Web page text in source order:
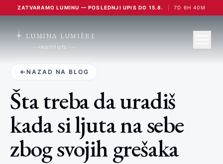
ZATVARAMO LUMINU — POSLEDNJI UPIS DO 15.8. 7D 6H40M
LUMINA LUMIÈRE
INSTITUTE
NAZAD NA BLOG
Šta treba da uradiš
kada si ljuta na sebe
zbog svojih grešaka